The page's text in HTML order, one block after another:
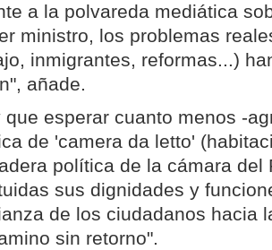
a la polvareda mediática
ministro, los problemas
inmigrantes, reformas...)
añade.
que esperar cuanto menos -
de 'camera da letto'
política de la cámara del
sus dignidades y
de los ciudadanos hacia
sin retorno".